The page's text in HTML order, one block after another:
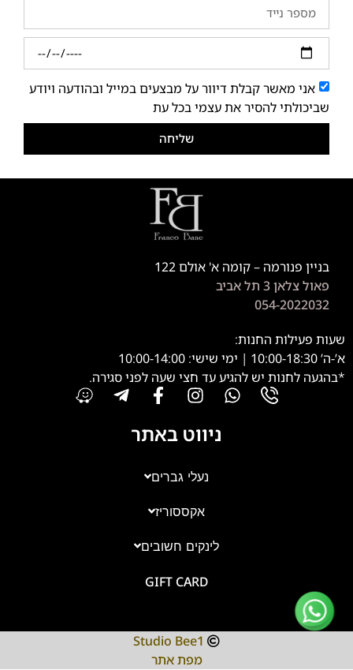
אני מאשר קבלת דיוור על מבצעים במייל ובהודעה ויודע
שביכולתי להסיר את עצמי בכל עת
שליחה
בניין פנורמה – קומה א' אולם 122
פאול צלאן 3 תל אביב
054-2022032
שעות פעילות החנות:
א’-ה’ 10:00-18:30 | ימי שישי: 10:00-14:00
*בהגעה לחנות יש להגיע עד חצי שעה לפני סגירה.
ניווט באתר
נעלי גברים
אקססוריז
לינקים חשובים
GIFT CARD
Studio Bee1
מפת אתר